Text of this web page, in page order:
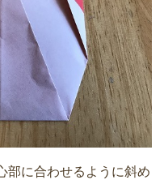
に合わせるように斜め